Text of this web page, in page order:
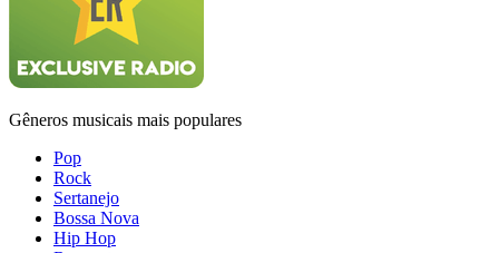
Gêneros musicais mais populares
Pop
Rock
Sertanejo
Bossa Nova
Hip Hop